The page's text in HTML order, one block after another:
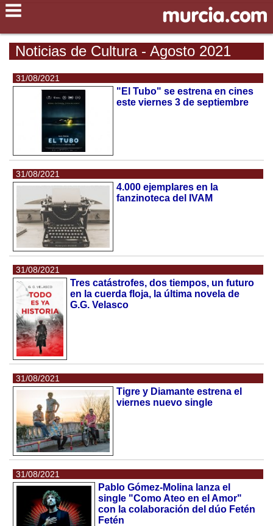
Noticias de Cultura - Agosto 2021
31/08/2021
"El Tubo" se estrena en cines
este viernes 3 de septiembre
31/08/2021
4.000 ejemplares en la
fanzinoteca del IVAM
31/08/2021
Tres catástrofes, dos tiempos, un futuro
en la cuerda floja, la última novela de
G.G. Velasco
31/08/2021
Tigre y Diamante estrena el
viernes nuevo single
31/08/2021
Pablo Gómez-Molina lanza el
single "Como Ateo en el Amor"
con la colaboración del dúo Fetén
Fetén